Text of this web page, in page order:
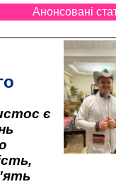
Анонсовані
є